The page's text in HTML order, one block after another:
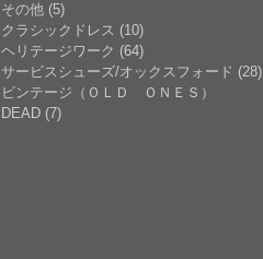
その他 (5)
クラシックドレス (10)
ヘリテージワーク (64)
サービスシューズ/オックスフォード (28)
ビンテージ（ＯＬＤ ＯＮＥＳ）
DEAD (7)